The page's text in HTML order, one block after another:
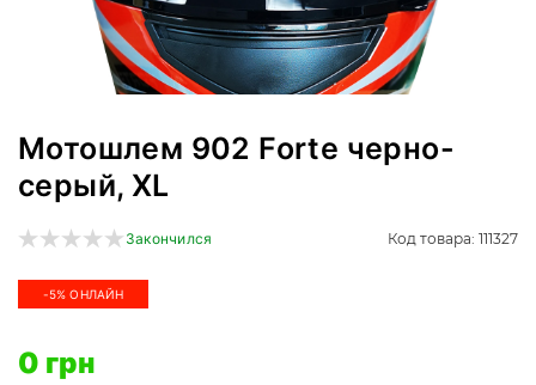
Мотошлем 902 Forte черно-
серый, XL
Закончился Код товара: 111327
-5% ОНЛАЙН
0 грн